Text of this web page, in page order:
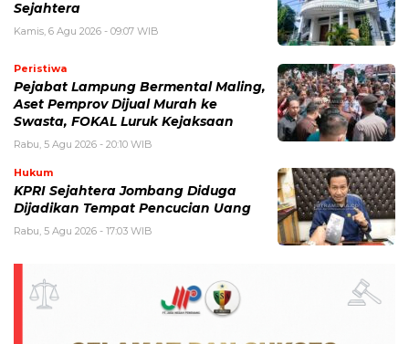
Sejahtera
Kamis, 6 Agu 2026 - 09:07 WIB
Peristiwa
Pejabat Lampung Bermental Maling,
Aset Pemprov Dijual Murah ke
Swasta, FOKAL Luruk Kejaksaan
Rabu, 5 Agu 2026 - 20:10 WIB
Hukum
KPRI Sejahtera Jombang Diduga
Dijadikan Tempat Pencucian Uang
Rabu, 5 Agu 2026 - 17:03 WIB